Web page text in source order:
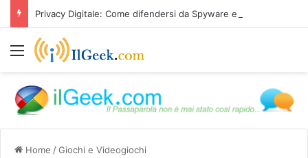
Menu
Home /Giochi e Videogiochi